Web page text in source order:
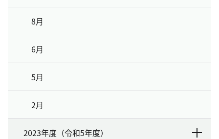
8月
6月
5月
2月
2023年度（令和5年度）